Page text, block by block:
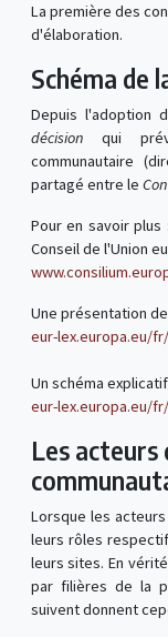
La première des
d'élaboration.
Schéma de
Depuis l'adoption
décision qui
communautaire
partagé entre le
Pour en savoir
Conseil de l'Union
Une présentation
eur-lex.europa.eu/
Un schéma
eur-lex.europa.eu/
Les
Lorsque les
leurs rôles
leurs sites. En
par filières de la
suivent donnent